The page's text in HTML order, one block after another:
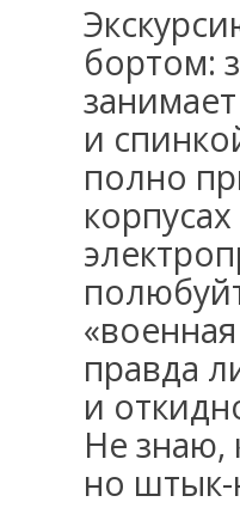
бортом:
и
полно
правда
и
Не знаю,
но